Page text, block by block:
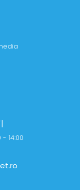
- 14:00